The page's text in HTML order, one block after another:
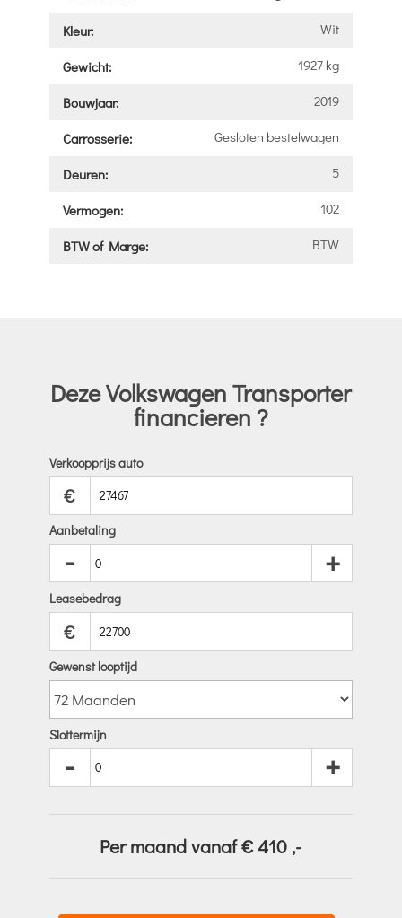
Kleur: Wit
Gewicht: 1927 kg
Bouwjaar: 2019
Carrosserie: Gesloten bestelwagen
Deuren: 5
Vermogen: 102
BTW of Marge: BTW
Deze Volkswagen Transporter
financieren ?
Verkoopprijs auto
€
Aanbetaling
- +
Leasebedrag
€
Gewenst looptijd
Slottermijn
- +
Per maand vanaf €410 ,-